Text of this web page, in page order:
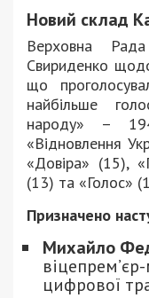
Новий склад
Верховна
Свириденко
що
найбільше
народу» –
«Відновлення
«Довіра» (15),
(13) та «Голос»
Призначено
Михайло
цифрової